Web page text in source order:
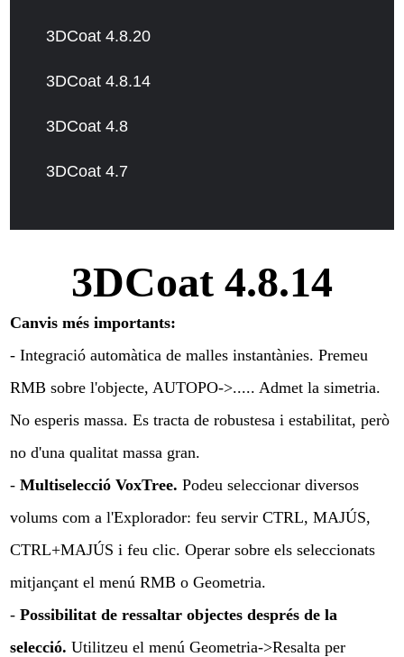
3DCoat 4.8.20
3DCoat 4.8.14
3DCoat 4.8
3DCoat 4.7
3DCoat 4.8.14
Canvis més importants:
- Integració automàtica de malles instantànies. Premeu
RMB sobre l'objecte, AUTOPO->..... Admet la simetria.
No esperis massa. Es tracta de robustesa i estabilitat, però
no d'una qualitat massa gran.
-Multiselecció VoxTree. Podeu seleccionar diversos
volums com a l'Explorador: feu servir CTRL, MAJÚS,
CTRL+MAJÚS i feu clic. Operar sobre els seleccionats
mitjançant el menú RMB o Geometria.
-Possibilitat de ressaltar objectes després de la
selecció. Utilitzeu el menú Geometria->Resalta per